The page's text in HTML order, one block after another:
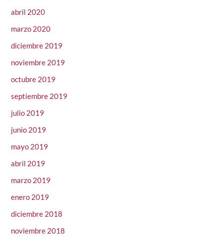
abril 2020
marzo 2020
diciembre 2019
noviembre 2019
octubre 2019
septiembre 2019
julio 2019
junio 2019
mayo 2019
abril 2019
marzo 2019
enero 2019
diciembre 2018
noviembre 2018